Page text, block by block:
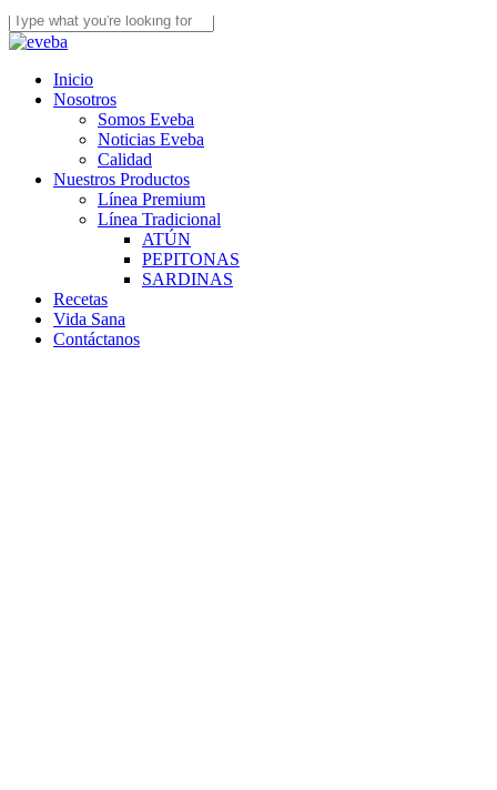
Skip
to
content
Close
Menu
Inicio
Nosotros
Somos Eveba
Noticias Eveba
Calidad
Nuestros Productos
Línea Premium
Línea Tradicional
ATÚN
PEPITONAS
SARDINAS
Recetas
Vida Sana
Contáctanos